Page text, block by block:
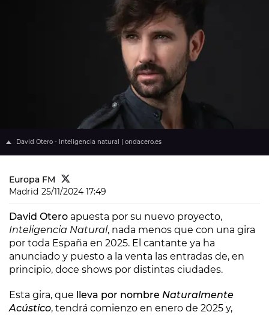
David Otero - Inteligencia natural | ondacero.es
Europa FM
Madrid 25/11/2024 17:49
David Otero apuesta por su nuevo proyecto,
Inteligencia Natural, nada menos que con una gira
por toda España en 2025. El cantante ya ha
anunciado y puesto a la venta las entradas de, en
principio, doce shows por distintas ciudades.
Esta gira, que lleva por nombre Naturalmente
Acústico, tendrá comienzo en enero de 2025 y,